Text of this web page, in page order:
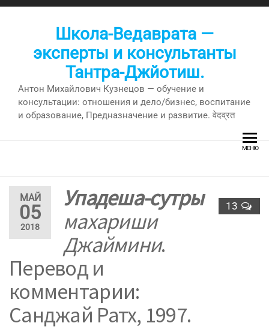
Перейти
Школа-Ведаврата —
эксперты и консультанты
Тантра-Джйотиш.
Антон Михайлович Кузнецов — обучение и
консультации: отношения и дело/бизнес, воспитание
и образование, Предназначение и развитие. वेदव्रत
МЕНЮ
МАЙ
05
2018
13
Упадеша-сутры
махариши
Джаймини.
Перевод и
комментарии:
Санджай Ратх, 1997.